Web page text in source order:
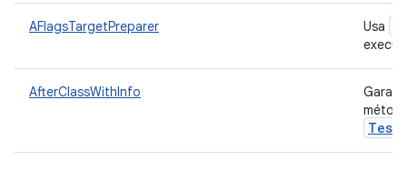
AFlagsTargetPreparer Usa
AfterClassWithInfo
Test